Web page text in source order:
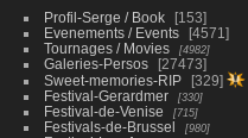
Profil-Serge / Book
153
Evenements / Events
4571
Tournages / Movies
4982
Galeries-Persos
27473
Sweet-memories-RIP
329
Festival-Gerardmer
330
Festival-de-Venise 715
Festivals-de-Brussel 980